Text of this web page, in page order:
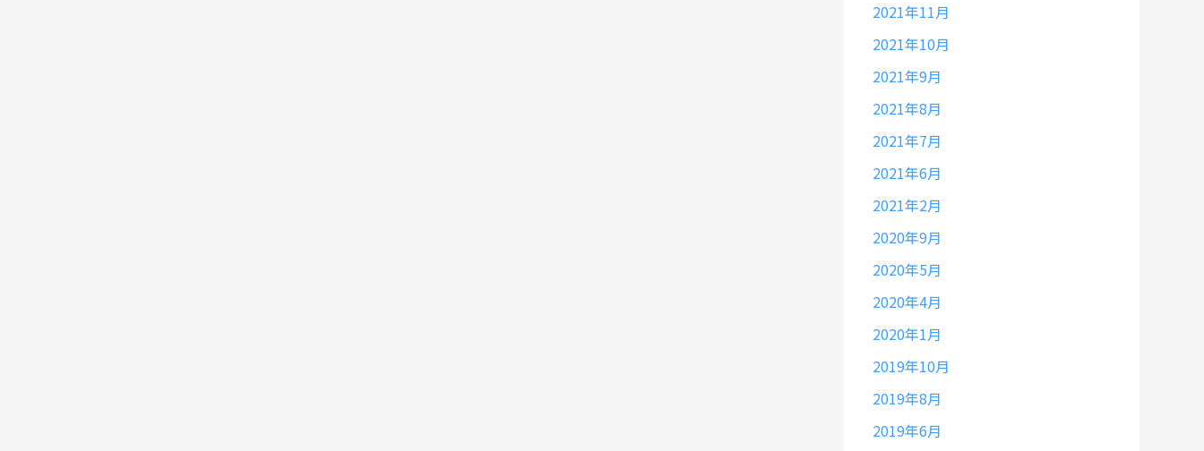
2021年11月
2021年10月
2021年9月
2021年8月
2021年7月
2021年6月
2021年2月
2020年9月
2020年5月
2020年4月
2020年1月
2019年10月
2019年8月
2019年6月